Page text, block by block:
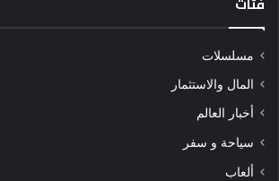
مسلسلات
المال والاستثمار
أخبار العالم
سياحة و سفر
ألعاب